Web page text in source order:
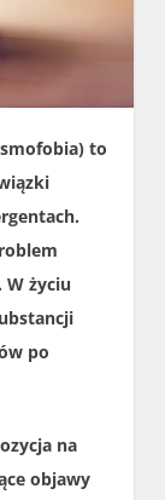
to
W życiu
po
na
objawy